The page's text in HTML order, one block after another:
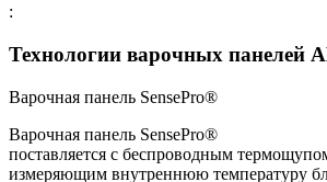
:
Технологии варочных панелей
Варочная панель SensePro®
Варочная панель SensePro®
поставляется с беспроводным
измеряющим внутреннюю температуру